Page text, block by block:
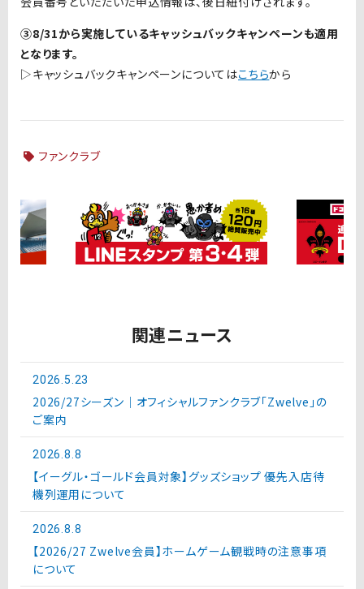
③8/31から実施しているキャッシュバックキャンペーンも適用
となります。
▷キャッシュバックキャンペーンについてはこちらから
ファンクラブ
関連ニュース
2026.5.23
2026/27シーズン｜オフィシャルファンクラブ「Zwelve」の
ご案内
2026.8.8
【イーグル・ゴールド会員対象】グッズショップ 優先入店待
機列運用について
2026.8.8
【2026/27 Zwelve会員】ホームゲーム観戦時の注意事項
について